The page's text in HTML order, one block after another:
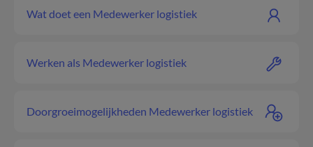
Wat doet een Medewerker logistiek
Werken als Medewerker logistiek
Doorgroeimogelijkheden Medewerker logistiek